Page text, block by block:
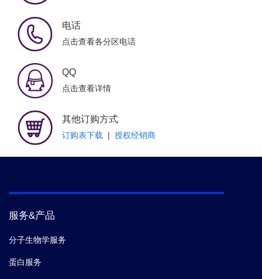
电话
点击查看各分区电话
QQ
点击查看详情
其他订购方式
订购表下载 | 授权经销商
服务&产品
分子生物学服务
蛋白服务